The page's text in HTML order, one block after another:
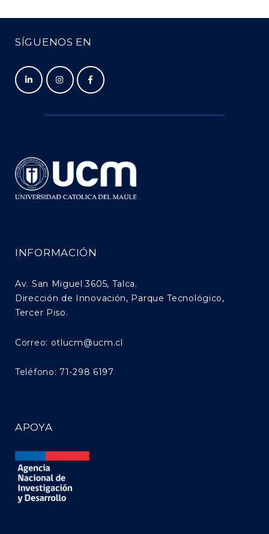
SÍGUENOS EN
INFORMACIÓN
Av. San Miguel 3605, Talca.
Dirección de Innovación, Parque Tecnológico,
Tercer Piso.
Correo: otlucm@ucm.cl
Teléfono: 71-298 6197
APOYA